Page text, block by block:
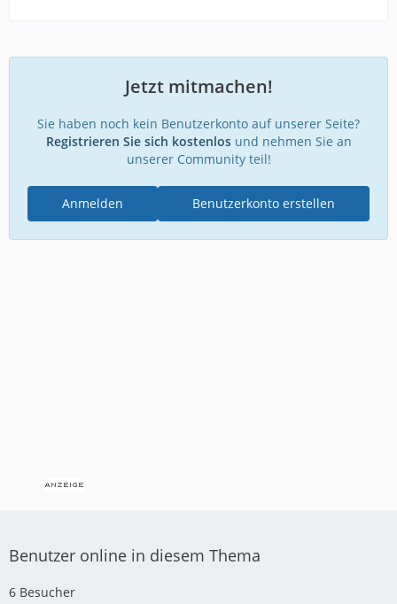
Jetzt mitmachen!
Sie haben noch kein Benutzerkonto auf unserer Seite?
Registrieren Sie sich kostenlosund nehmen Sie an
unserer Community teil!
Benutzerkonto erstellen
Anmelden
Benutzer online in diesem Thema
6 Besucher